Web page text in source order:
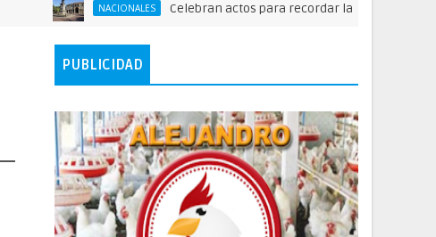
NACIONALES Celebran actos para recordar la fundación de Santo
PUBLICIDAD